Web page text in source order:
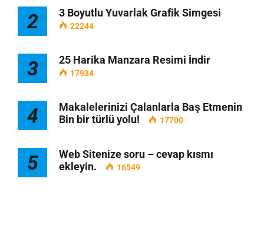
2 3 Boyutlu Yuvarlak Grafik Simgesi
22244
3 25 Harika Manzara Resimi İndir
17934
4
Makalelerinizi Çalanlarla Baş Etmenin
Bin bir türlü yolu!
17700
5
Web Sitenize soru – cevap kısmı
ekleyin.
16549